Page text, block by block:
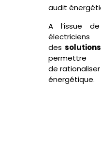
audit
A l’issue
des
de
énergétique.